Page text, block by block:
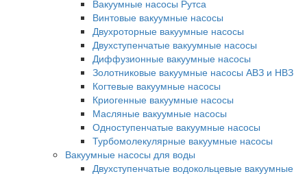
Вакуумные насосы Рутса
Винтовые вакуумные насосы
Двухроторные вакуумные насосы
Двухступенчатые вакуумные насосы
Диффузионные вакуумные насосы
Золотниковые вакуумные насосы АВЗ и НВЗ
Когтевые вакуумные насосы
Криогенные вакуумные насосы
Масляные вакуумные насосы
Одноступенчатые вакуумные насосы
Турбомолекулярные вакуумные насосы
Вакуумные насосы для воды
Двухступенчатые водокольцевые вакуумные